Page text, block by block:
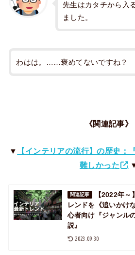
先生はカタチから入
ました。
わはは。……褒めてないですね？
《関連記事》
▼
【インテリアの流行】の歴史：
難しかった
関連記事
【2022年
レンドを《追いかけ
心者向け『ジャンル
説』
2023.09.30